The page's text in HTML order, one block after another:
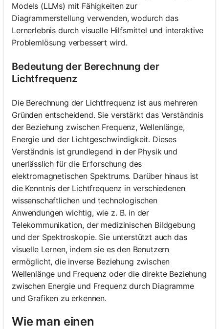
Models (LLMs) mit Fähigkeiten zur
Diagrammerstellung verwenden, wodurch das
Lernerlebnis durch visuelle Hilfsmittel und interaktive
Problemlösung verbessert wird.
Bedeutung der Berechnung der
Lichtfrequenz
Die Berechnung der Lichtfrequenz ist aus mehreren
Gründen entscheidend. Sie verstärkt das Verständnis
der Beziehung zwischen Frequenz, Wellenlänge,
Energie und der Lichtgeschwindigkeit. Dieses
Verständnis ist grundlegend in der Physik und
unerlässlich für die Erforschung des
elektromagnetischen Spektrums. Darüber hinaus ist
die Kenntnis der Lichtfrequenz in verschiedenen
wissenschaftlichen und technologischen
Anwendungen wichtig, wie z. B. in der
Telekommunikation, der medizinischen Bildgebung
und der Spektroskopie. Sie unterstützt auch das
visuelle Lernen, indem sie es den Benutzern
ermöglicht, die inverse Beziehung zwischen
Wellenlänge und Frequenz oder die direkte Beziehung
zwischen Energie und Frequenz durch Diagramme
und Grafiken zu erkennen.
Wie man einen